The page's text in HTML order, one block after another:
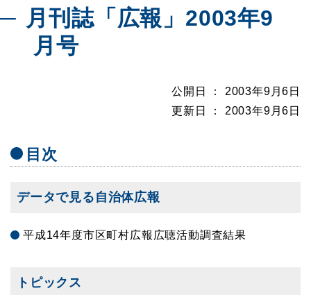
月刊誌「広報」2003年9
月号
公開日 ： 2003年9月6日
更新日 ： 2003年9月6日
目次
データで見る自治体広報
平成14年度市区町村広報広聴活動調査結果
トピックス